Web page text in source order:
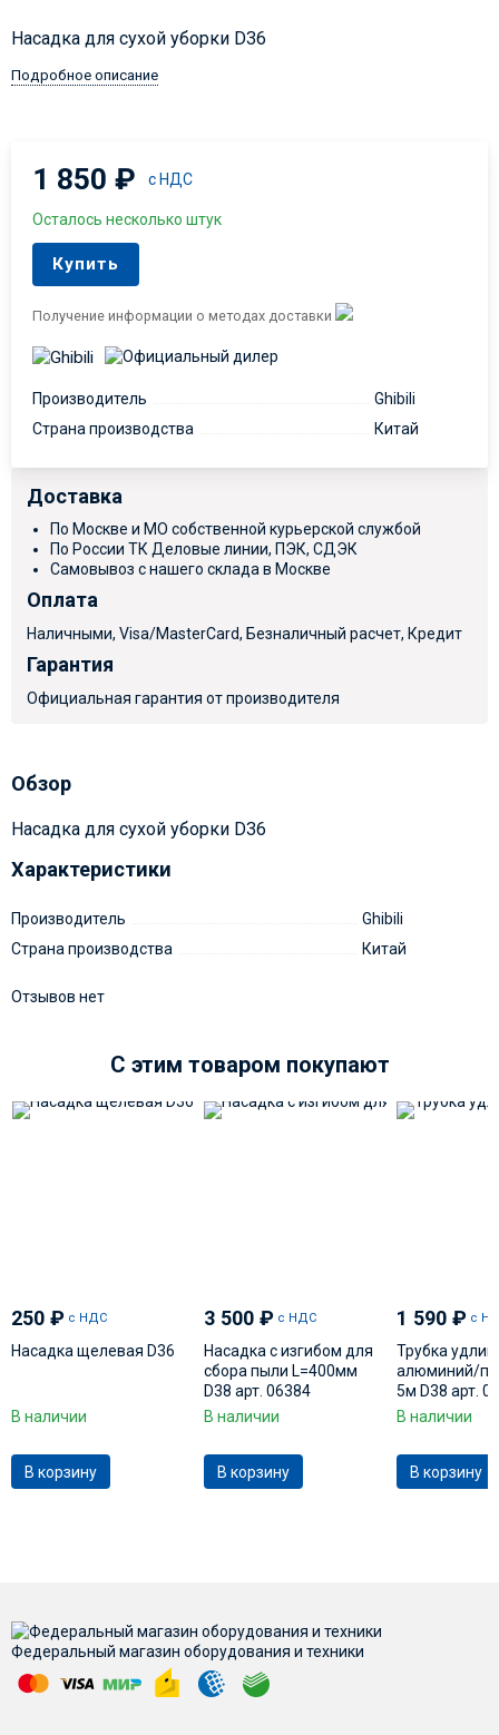
Насадка для сухой уборки D36
Подробное описание
1 850₽ с НДС
Осталось несколько штук
Купить
Получение информации о методах доставки
Производитель
Ghibili
Страна производства
Китай
Доставка
По Москве и МО собственной курьерской службой
По России ТК Деловые линии, ПЭК, СДЭК
Самовывоз с нашего склада в Москве
Оплата
Наличными, Visa/MasterCard, Безналичный расчет, Кредит
Гарантия
Официальная гарантия от производителя
Обзор
Насадка для сухой уборки D36
Характеристики
Производитель
Ghibili
Страна производства
Китай
Отзывов нет
C этим товаром покупают
250 ₽ с НДС
Насадка щелевая D36
В наличии
В корзину
3 500 ₽ с НДС
Насадка с изгибом для
сбора пыли L=400мм
D38 арт. 06384
В наличии
В корзину
1 590 ₽ с
Трубка
алюминий/
5м D38 арт.
В наличии
В корзину
Федеральный магазин оборудования и техники